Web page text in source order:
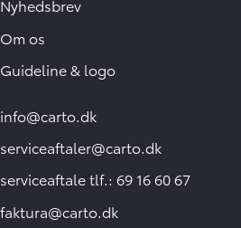
Nyhedsbrev
Om os
Guideline & logo
info@carto.dk
serviceaftaler@carto.dk
serviceaftale tlf.: 69 16 60 67
faktura@carto.dk